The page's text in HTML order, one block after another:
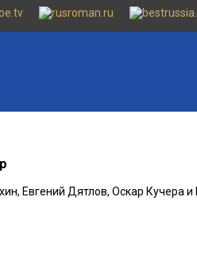
Евгений Дятлов, Оскар Кучера